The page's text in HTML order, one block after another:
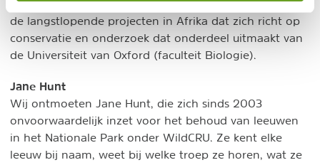
Andrew Loveridge en David Macdonald, is dit een van
de langstlopende projecten in Afrika dat zich richt op
conservatie en onderzoek dat onderdeel uitmaakt van
de Universiteit van Oxford (faculteit Biologie).
Jane Hunt
Wij ontmoeten Jane Hunt, die zich sinds 2003
onvoorwaardelijk inzet voor het behoud van leeuwen
in het Nationale Park onder WildCRU. Ze kent elke
leeuw bij naam, weet bij welke troep ze horen, wat ze